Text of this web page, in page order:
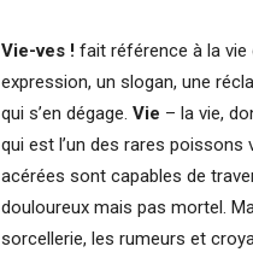
Vie-ves ! fait référence à la vie
expression, un slogan, une
qui s’en dégage. Vie – la vie,
qui est l’un des rares
acérées sont capables de
douloureux mais pas mortel.
sorcellerie, les rumeurs et